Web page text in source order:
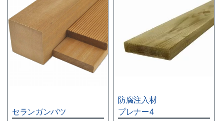
セランガンバツ
防腐注入材
プレナー4